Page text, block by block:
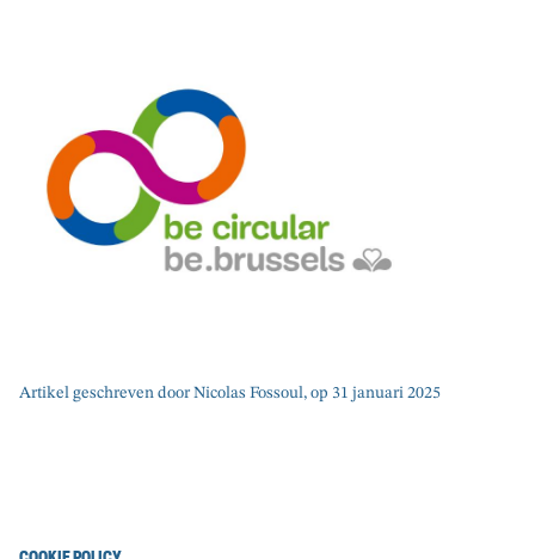
Artikel geschreven door Nicolas Fossoul, op 31 januari 2025